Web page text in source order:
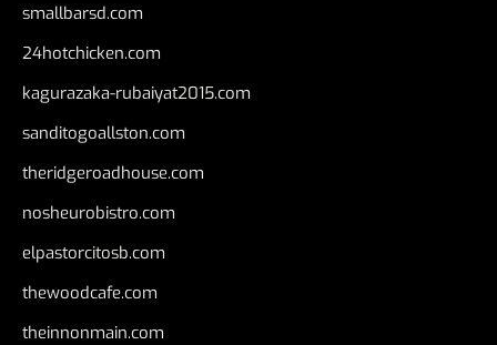
smallbarsd.com
24hotchicken.com
kagurazaka-rubaiyat2015.com
sanditogoallston.com
theridgeroadhouse.com
nosheurobistro.com
elpastorcitosb.com
thewoodcafe.com
theinnonmain.com